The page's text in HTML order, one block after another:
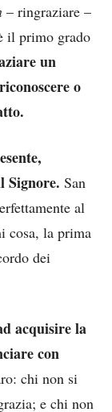
– ringraziare –
il primo grado
un
o
Signore. San
al
cosa, la prima
dei
acquisire la
con
chi non si
e chi non